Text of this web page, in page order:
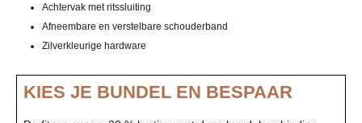
Achtervak met ritssluiting
Afneembare en verstelbare schouderband
Zilverkleurige hardware
KIES JE BUNDEL EN BESPAAR